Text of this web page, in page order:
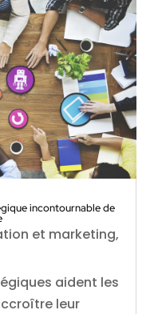
incontournable de
et marketing,
aident les
leur